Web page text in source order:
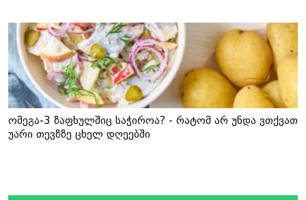
ომეგა-3 ზაფხულშიც საჭიროა? - რატომ არ უნდა ვთქვათ
უარი თევზზე ცხელ დღეებში